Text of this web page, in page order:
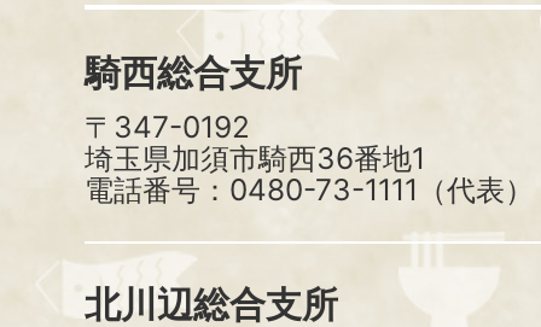
騎西総合支所
〒347-0192
埼玉県加須市騎西36番地1
電話番号：0480-73-1111（代表）
北川辺総合支所